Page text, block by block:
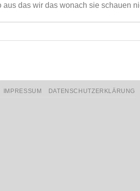
aus das wir das wonach sie schauen
IMPRESSUM DATENSCHUTZERKLÄRUNG